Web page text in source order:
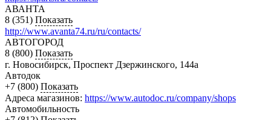
АВАНТА
8 (351) Показать
http://www.avanta74.ru/ru/contacts/
АВТОГОРОД
8 (800) Показать
г. Новосибирск, Проспект Дзержинского, 144а
Автодок
+7 (800) Показать
Адреса магазинов: https://www.autodoc.ru/company/shops
Автомобильность